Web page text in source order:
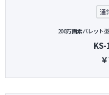
通
200万画素バレット
KS-